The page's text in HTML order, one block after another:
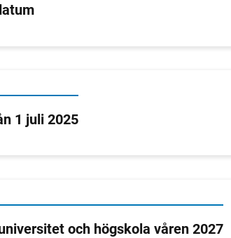
1 juli 2025
och högskola våren 2027